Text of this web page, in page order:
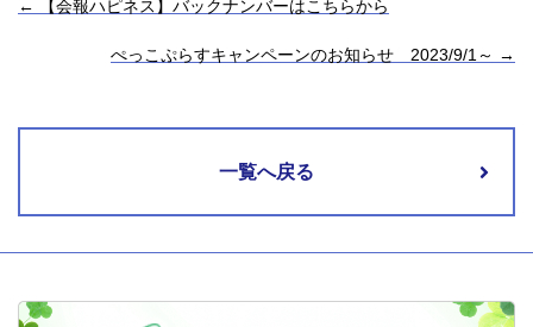
← 【会報ハピネス】バックナンバーはこちらから
ぺっこぷらすキャンペーンのお知らせ 2023/9/1～ →
一覧へ戻る